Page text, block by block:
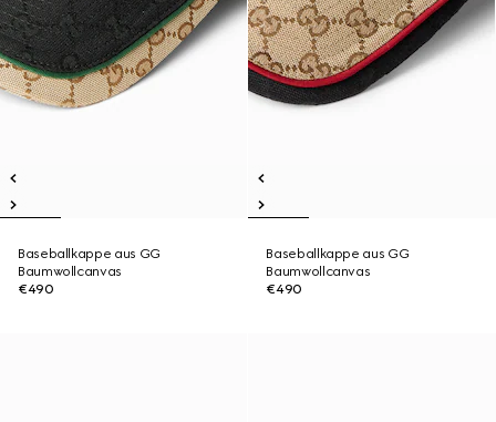
Baseballkappe aus GG
Baumwollcanvas
€490
Baseballkappe aus GG
Baumwollcanvas
€490